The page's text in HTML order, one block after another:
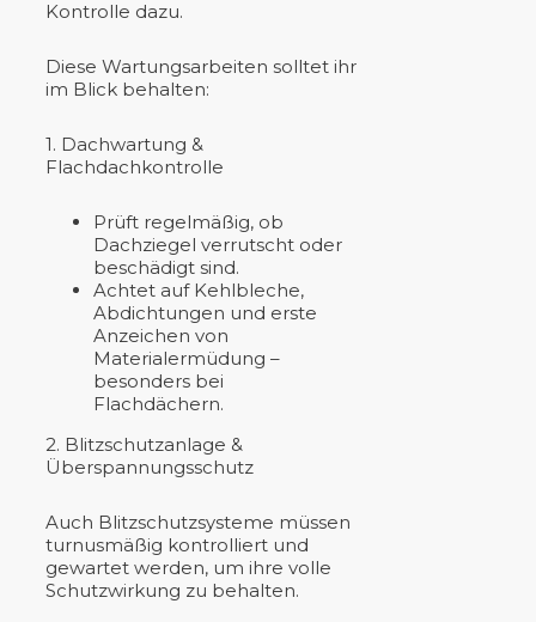
Kontrolle dazu.
Diese Wartungsarbeiten solltet ihr
im Blick behalten:
1. Dachwartung &
Flachdachkontrolle
Prüft regelmäßig, ob
Dachziegel verrutscht oder
beschädigt sind.
Achtet auf Kehlbleche,
Abdichtungen und erste
Anzeichen von
Materialermüdung –
besonders bei
Flachdächern.
2. Blitzschutzanlage &
Überspannungsschutz
Auch Blitzschutzsysteme müssen
turnusmäßig kontrolliert und
gewartet werden, um ihre volle
Schutzwirkung zu behalten.